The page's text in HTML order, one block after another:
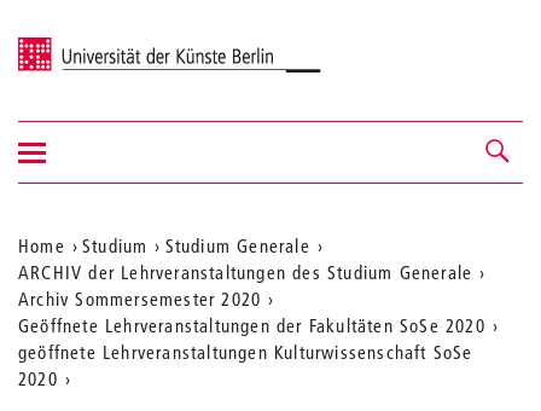
Universität der Künste Berlin
Navigation &
Suche
Navigation
ein-/ausblenden
Aktuelle
Position
auf
der
Home Studium
Studium Generale
ARCHIV der Lehrveranstaltungen des Studium Generale
Archiv Sommersemester 2020
Geöffnete Lehrveranstaltungen der Fakultäten SoSe 2020
geöffnete Lehrveranstaltungen Kulturwissenschaft SoSe
2020